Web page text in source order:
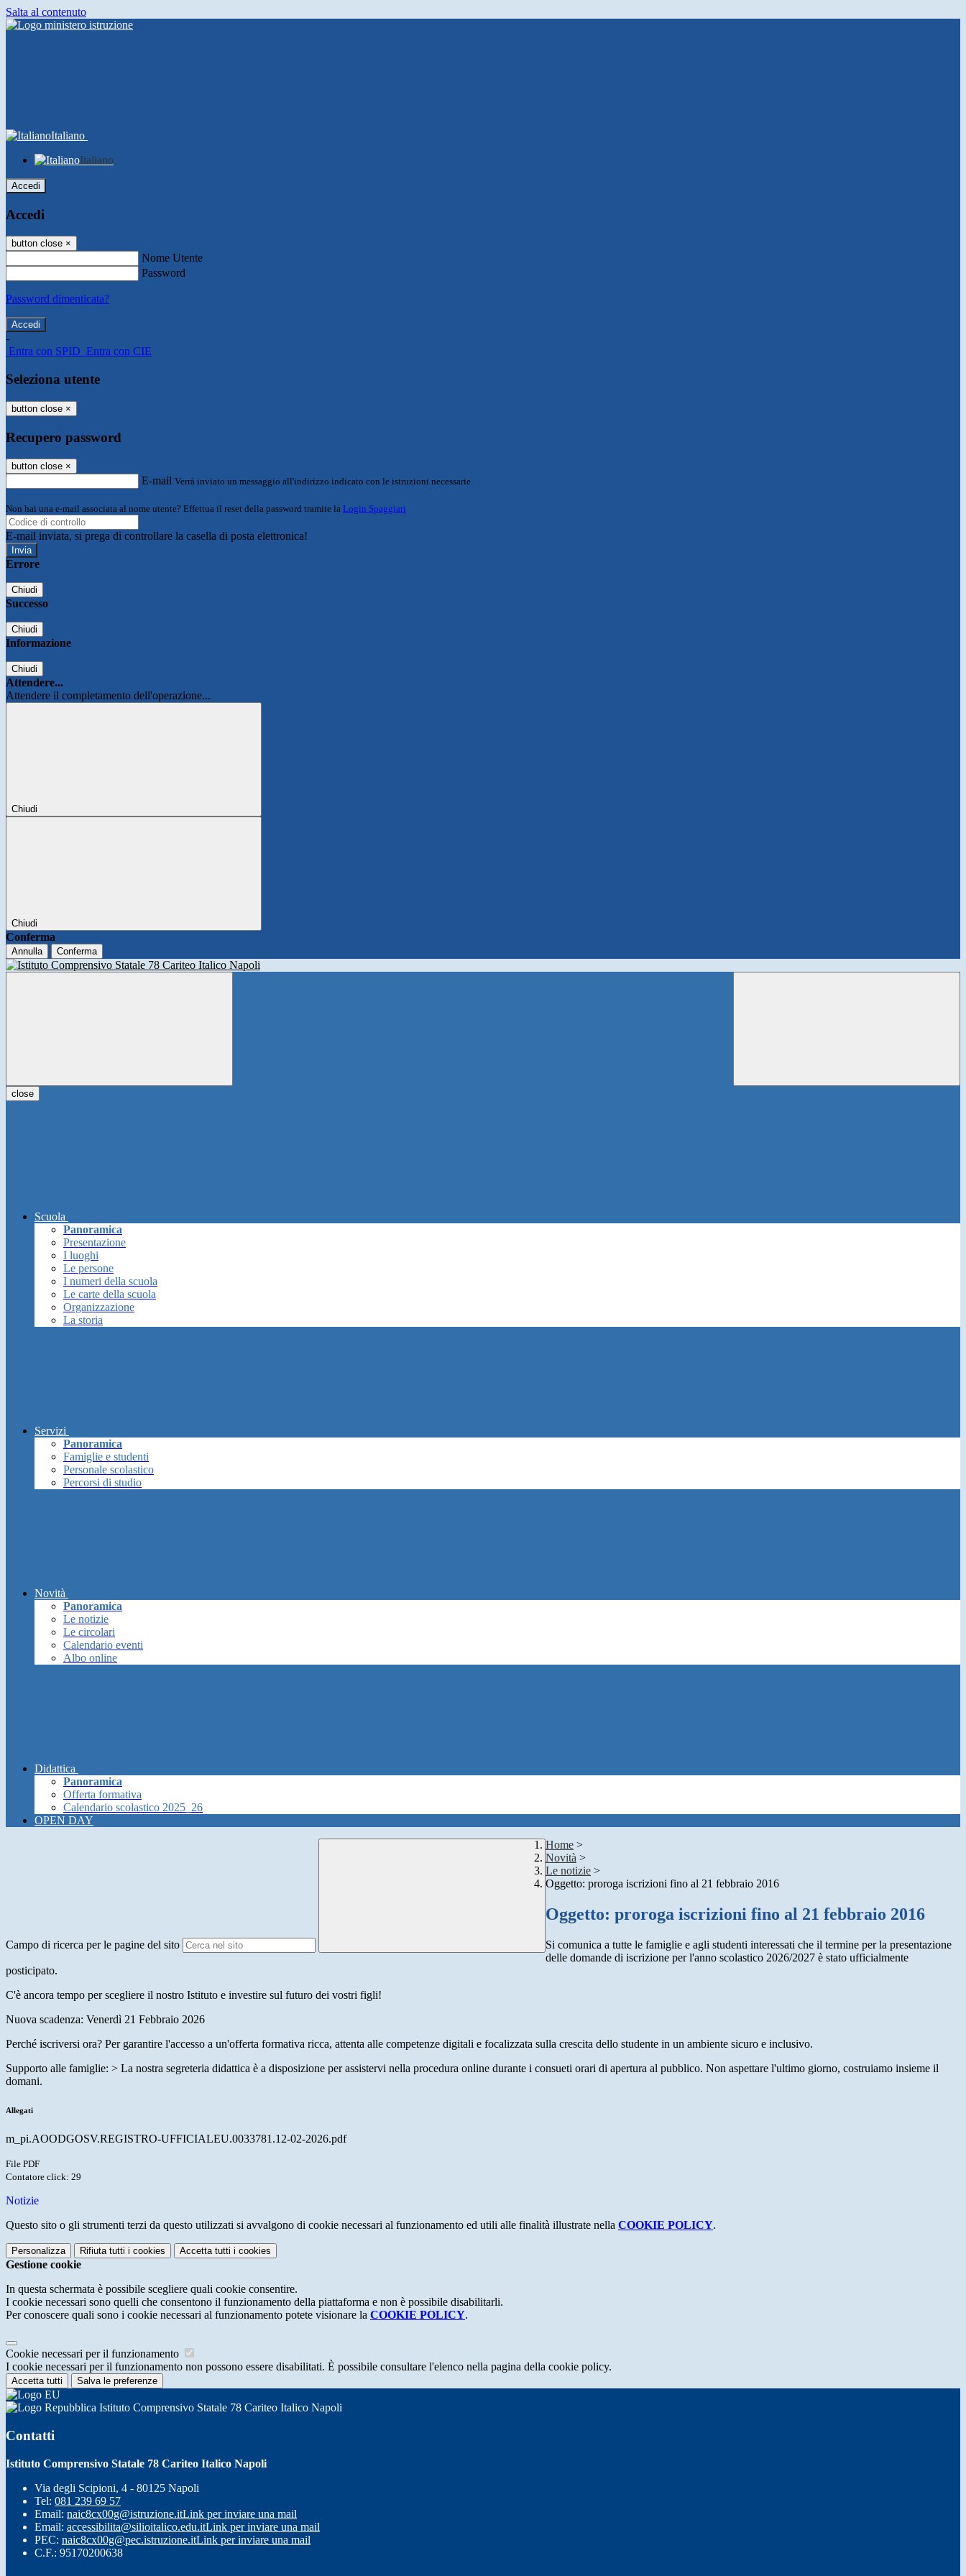
Salta al contenuto
Italiano
Italiano
Accedi
Accedi
button close ×
Nome Utente
Password
Password dimenticata?
-
Entra con SPID Entra con CIE
Seleziona utente
button close ×
Recupero password
button close ×
E-mail Verrà inviato un messaggio all'indirizzo indicato con le istruzioni necessarie.
Non hai una e-mail associata al nome utente? Effettua il reset della password tramite la Login Spaggiari
E-mail inviata, si prega di controllare la casella di posta elettronica!
Errore
Chiudi
Successo
Chiudi
Informazione
Chiudi
Attendere...
Attendere il completamento dell'operazione...
Chiudi
Chiudi
Conferma
Annulla Conferma
close
Scuola
Panoramica
Presentazione
I luoghi
Le persone
I numeri della scuola
Le carte della scuola
Organizzazione
La storia
Servizi
Panoramica
Famiglie e studenti
Personale scolastico
Percorsi di studio
Novità
Panoramica
Le notizie
Le circolari
Calendario eventi
Albo online
Didattica
Panoramica
Offerta formativa
Calendario scolastico 2025_26
OPEN DAY
Campo di ricerca per le pagine del sito
Home >
Novità >
Le notizie >
Oggetto: proroga iscrizioni fino al 21 febbraio 2016
Oggetto: proroga iscrizioni fino al 21 febbraio 2016
Si comunica a tutte le famiglie e agli studenti interessati che il termine per la presentazione
delle domande di iscrizione per l'anno scolastico 2026/2027 è stato ufficialmente
posticipato.
C'è ancora tempo per scegliere il nostro Istituto e investire sul futuro dei vostri figli!
Nuova scadenza: Venerdì 21 Febbraio 2026
Perché iscriversi ora? Per garantire l'accesso a un'offerta formativa ricca, attenta alle competenze digitali e focalizzata sulla crescita dello studente in un ambiente sicuro e inclusivo.
Supporto alle famiglie: > La nostra segreteria didattica è a disposizione per assistervi nella procedura online durante i consueti orari di apertura al pubblico. Non aspettare l'ultimo giorno, costruiamo insieme il
domani.
Allegati
m_pi.AOODGOSV.REGISTRO-UFFICIALEU.0033781.12-02-2026.pdf
File PDF
Contatore click: 29
Notizie
Questo sito o gli strumenti terzi da questo utilizzati si avvalgono di cookie necessari al funzionamento ed utili alle finalità illustrate nella COOKIE POLICY.
Personalizza Rifiuta tutti i cookies Accetta tutti i cookies
Gestione cookie
In questa schermata è possibile scegliere quali cookie consentire.
I cookie necessari sono quelli che consentono il funzionamento della piattaforma e non è possibile disabilitarli.
Per conoscere quali sono i cookie necessari al funzionamento potete visionare la COOKIE POLICY.
Cookie necessari per il funzionamento
I cookie necessari per il funzionamento non possono essere disabilitati. È possibile consultare l'elenco nella pagina della cookie policy.
Accetta tutti Salva le preferenze
Istituto Comprensivo Statale 78 Cariteo Italico Napoli
Contatti
Istituto Comprensivo Statale 78 Cariteo Italico Napoli
Via degli Scipioni, 4 - 80125 Napoli
Tel: 081 239 69 57
Email: naic8cx00g@istruzione.itLink per inviare una mail
Email: accessibilita@silioitalico.edu.itLink per inviare una mail
PEC: naic8cx00g@pec.istruzione.itLink per inviare una mail
C.F.: 95170200638